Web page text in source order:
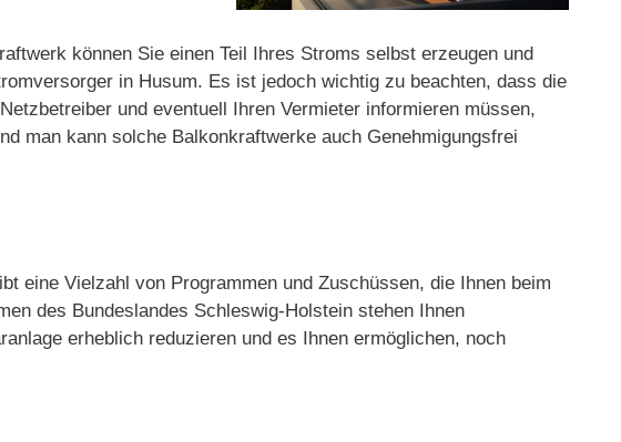
können Sie einen Teil Ihres Stroms selbst erzeugen und
in Husum. Es ist jedoch wichtig zu beachten, dass die
und eventuell Ihren Vermieter informieren müssen,
man kann solche Balkonkraftwerke auch Genehmigungsfrei
eine Vielzahl von Programmen und Zuschüssen, die Ihnen beim
des Bundeslandes Schleswig-Holstein stehen Ihnen
erheblich reduzieren und es Ihnen ermöglichen, noch